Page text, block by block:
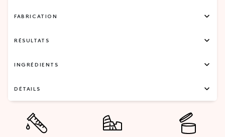
FABRICATION
RÉSULTATS
INGRÉDIENTS
DÉTAILS